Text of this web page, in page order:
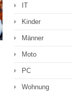
IT
Kinder
Männer
Moto
PC
Wohnung